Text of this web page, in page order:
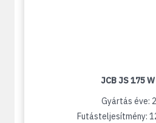
JCB JS 175
Gyártás éve:
Futásteljesítmény: